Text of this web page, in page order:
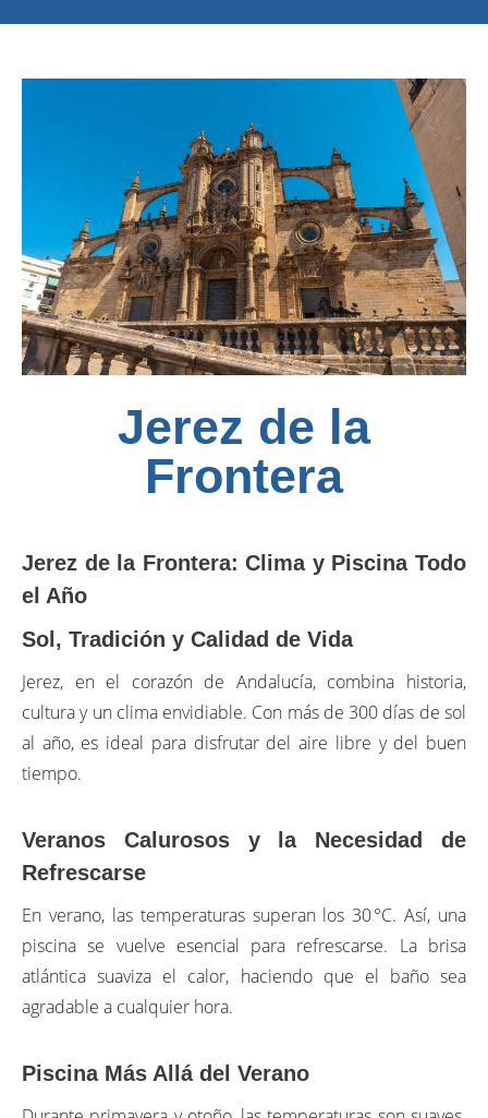
Jerez de la
Frontera
Jerez de la Frontera: Clima y Piscina Todo
el Año
Sol, Tradición y Calidad de Vida
Jerez, en el corazón de Andalucía, combina historia,
cultura y un clima envidiable. Con más de 300 días de sol
al año, es ideal para disfrutar del aire libre y del buen
tiempo.
Veranos Calurosos y la Necesidad de
Refrescarse
En verano, las temperaturas superan los 30 °C. Así, una
piscina se vuelve esencial para refrescarse. La brisa
atlántica suaviza el calor, haciendo que el baño sea
agradable a cualquier hora.
Piscina Más Allá del Verano